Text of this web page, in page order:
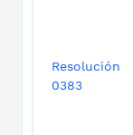
Resolución
0383